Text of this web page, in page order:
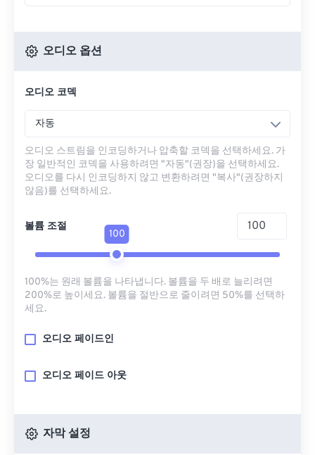
오디오 옵션
오디오 코덱
자동
오디오 스트림을 인코딩하거나 압축할 코덱을 선택하세요. 가
장 일반적인 코덱을 사용하려면 "자동"(권장)을 선택하세요.
오디오를 다시 인코딩하지 않고 변환하려면 "복사"(권장하지
않음)를 선택하세요.
볼륨 조절
100
100%는 원래 볼륨을 나타냅니다. 볼륨을 두 배로 늘리려면
200%로 높이세요. 볼륨을 절반으로 줄이려면 50%를 선택하
세요.
오디오 페이드인
오디오 페이드 아웃
자막 설정